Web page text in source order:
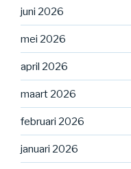
juni 2026
mei 2026
april 2026
maart 2026
februari 2026
januari 2026